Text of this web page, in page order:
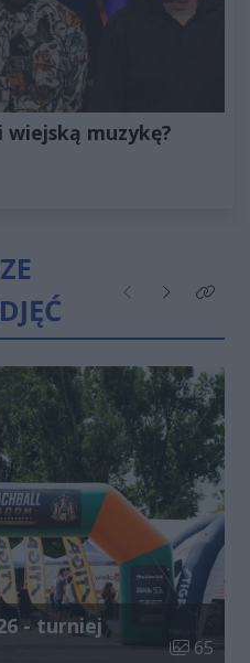
wiejską muzykę?
Poprzednie
NastępneKliknij
- turniej
Liczba
65